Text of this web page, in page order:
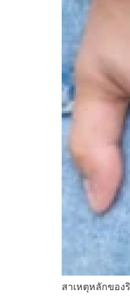
สาเหตุหลักของ